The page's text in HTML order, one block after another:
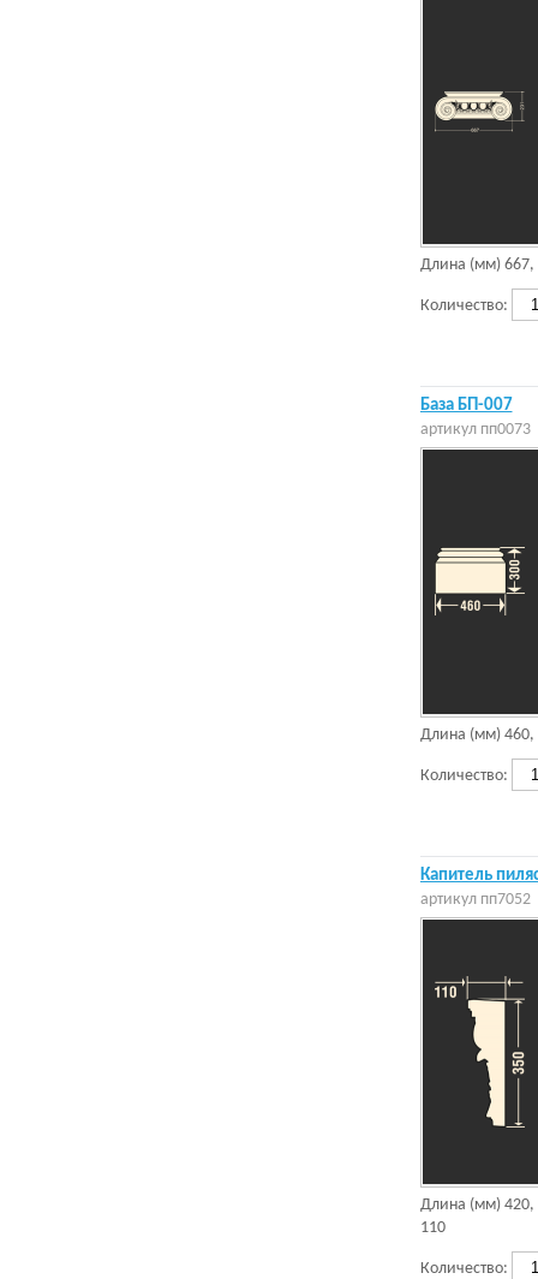
Длина (мм) 667,
Количество:
База БП-007
артикул пп0073
Длина (мм) 460,
Количество:
Капитель
артикул пп7052
Длина (мм) 420,
110
Количество: